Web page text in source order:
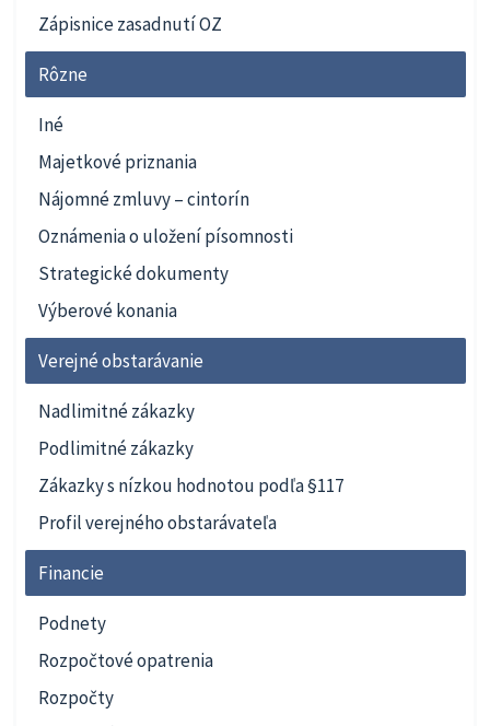
Zápisnice zasadnutí OZ
Rôzne
Iné
Majetkové priznania
Nájomné zmluvy – cintorín
Oznámenia o uložení písomnosti
Strategické dokumenty
Výberové konania
Verejné obstarávanie
Nadlimitné zákazky
Podlimitné zákazky
Zákazky s nízkou hodnotou podľa §117
Profil verejného obstarávateľa
Financie
Podnety
Rozpočtové opatrenia
Rozpočty